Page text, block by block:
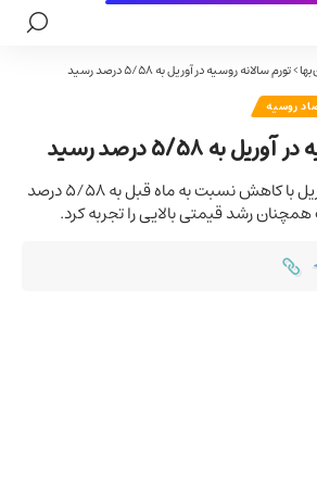
>تورم سالانه روسیه در آوریل به ۵/۵۸ درصد رسید
روسیه
به ۵/۵۸ درصد رسید
تورم سالانه روسیه در آوریل با کاهش نسبت به ماه قبل به ۵/۵۸ درصد
رشد قیمتی بالایی را تجربه کرد.